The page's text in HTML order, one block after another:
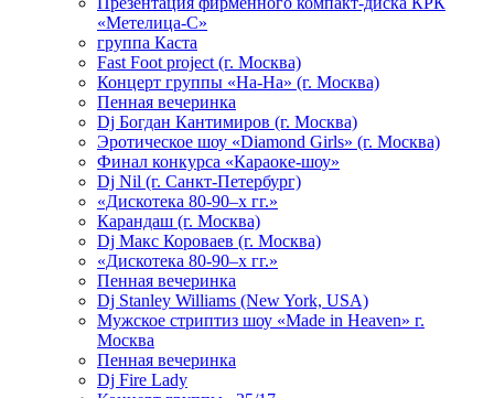
«Метелица-С»
группа Каста
Fast Foot project (г. Москва)
Концерт группы «На-На» (г. Москва)
Пенная вечеринка
Dj Богдан Кантимиров (г. Москва)
Эротическое шоу «Diamond Girls» (г. Москва)
Финал конкурса «Караоке-шоу»
Dj Nil (г. Санкт-Петербург)
«Дискотека 80-90–х гг.»
Карандаш (г. Москва)
Dj Макс Короваев (г. Москва)
«Дискотека 80-90–х гг.»
Пенная вечеринка
Dj Stanley Williams (New York, USA)
Мужское стриптиз шоу «Made in Heaven» г.
Москва
Пенная вечеринка
Dj Fire Lady